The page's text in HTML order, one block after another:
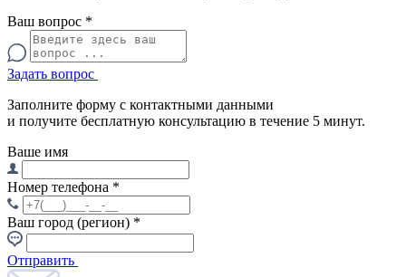
Ваш вопрос *
Задать вопрос
Заполните форму с контактными данными
и получите бесплатную консультацию в течение 5 минут.
Ваше имя
Номер телефона *
Ваш город (регион) *
Отправить